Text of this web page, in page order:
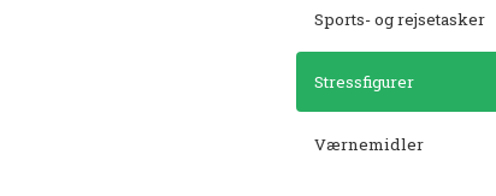
Sports- og rejsetasker
Stressfigurer
Værnemidler